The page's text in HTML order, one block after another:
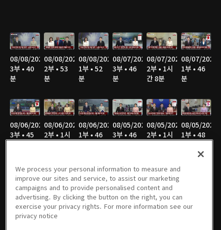
08/08/2026
3부 • 40
분
08/08/2026
2부 • 53
분
08/08/2026
1부 • 52
분
08/07/2026
3부 • 46
분
08/07/2026
2부 • 1시
간 8분
08/07/2026
1부 • 46
분
08/06/2026
3부 • 45
08/06/2026
2부 • 1시
08/06/2026
1부 • 46
08/05/2026
3부 • 46
08/05/2026
2부 • 1시
08/05/2026
1부 • 48
08/04/2026
3부 • 47
분
08/04/2026
2부 • 1시
간 7분
08/04/2026
1부 • 47
분
08/03/2026
3부 • 46
분
08/03/2026
2부 • 1시
간 8분
1부 • 46
분
We process your personal information to measure and
improve our sites and service, to assist our marketing
campaigns and to provide personalised content and
advertising. By clicking the button on the right, you can
exercise your privacy rights. For more information see our
privacy notice